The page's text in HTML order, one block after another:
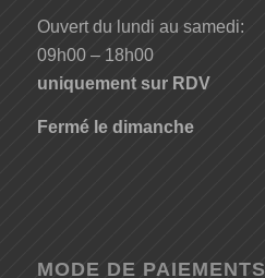
Ouvert du lundi au samedi:
09h00 – 18h00
uniquement sur RDV
Fermé le dimanche
MODE DE PAIEMENTS